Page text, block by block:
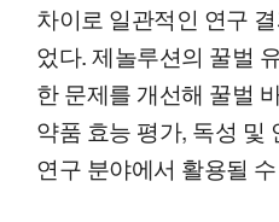
차이로 일관적인 연구
었다. 제놀루션의 꿀벌
한 문제를 개선해 꿀벌
약품 효능 평가, 독성 및
연구 분야에서 활용될